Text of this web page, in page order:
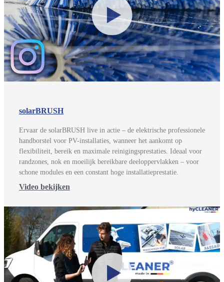
solarBRUSH
Ervaar de solarBRUSH live in actie – de elektrische professionele
handborstel voor PV-installaties, wanneer het aankomt op
flexibiliteit, bereik en maximale reinigingsprestaties. Ideaal voor
randzones, nok en moeilijk bereikbare deeloppervlakken – voor
schone modules en een constant hoge installatieprestatie.
Video bekijken